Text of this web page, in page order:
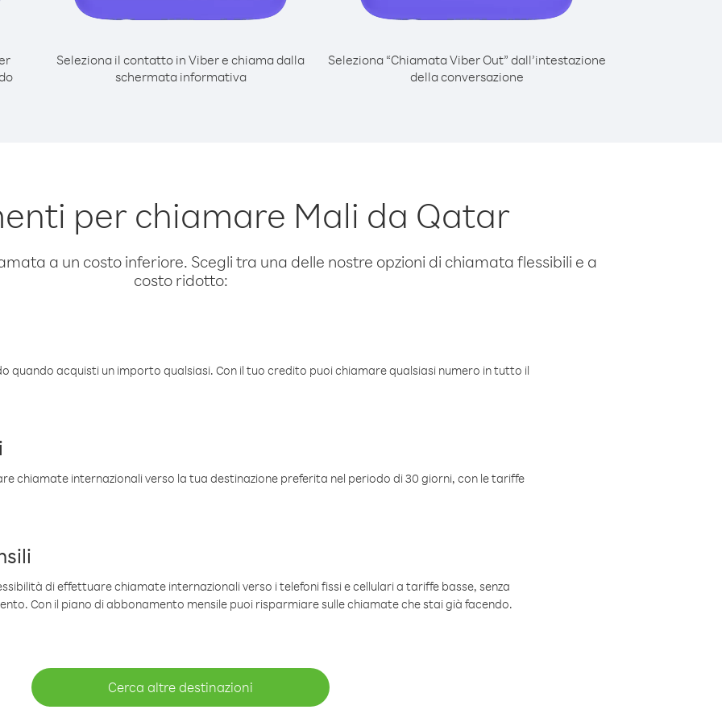
Seleziona il contatto in Viber e chiama dalla
schermata informativa
Seleziona “Chiamata Viber Out” dall’intestazione
della conversazione
per chiamare Mali da Qatar
a un costo inferiore. Scegli tra una delle nostre opzioni di chiamata flessibili e a
costo ridotto:
quando acquisti un importo qualsiasi. Con il tuo credito puoi chiamare qualsiasi numero in tutto il
chiamate internazionali verso la tua destinazione preferita nel periodo di 30 giorni, con le tariffe
di effettuare chiamate internazionali verso i telefoni fissi e cellulari a tariffe basse, senza
Con il piano di abbonamento mensile puoi risparmiare sulle chiamate che stai già facendo.
Cerca altre destinazioni